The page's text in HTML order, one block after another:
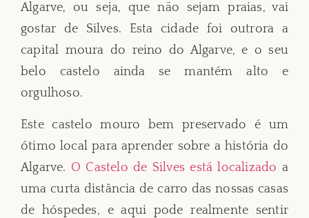
Algarve, ou seja, que não sejam praias, vai
gostar de Silves. Esta cidade foi outrora a
capital moura do reino do Algarve, e o seu
belo castelo ainda se mantém alto e
orgulhoso.
Este castelo mouro bem preservado é um
ótimo local para aprender sobre a história do
Algarve. O Castelo de Silves está localizado a
uma curta distância de carro das nossas casas
de hóspedes, e aqui pode realmente sentir